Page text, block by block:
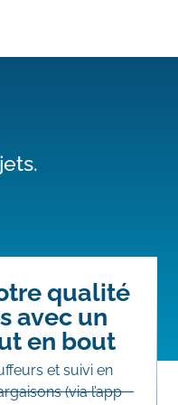
qualité
avec un
en bout
et suivi en
(via l’app